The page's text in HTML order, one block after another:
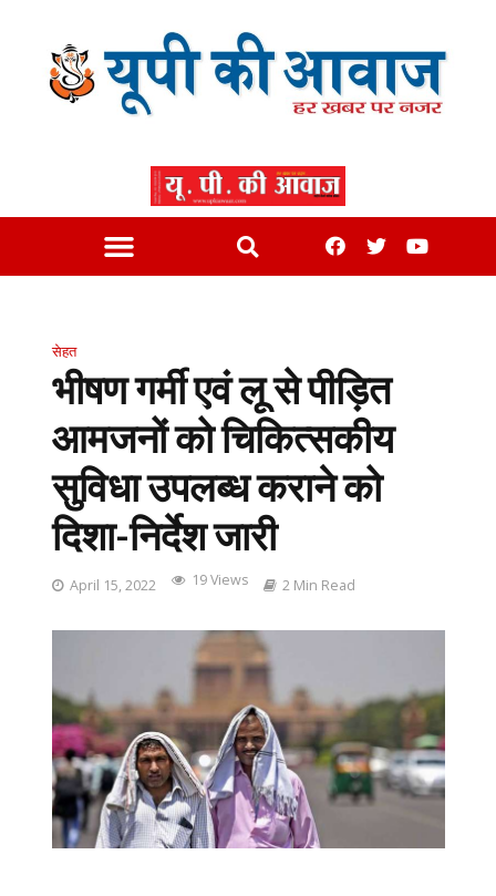
सेहत
भीषण गर्मी एवं लू से पीड़ित
आमजनों को चिकित्सकीय
सुविधा उपलब्ध कराने को
दिशा-निर्देश जारी
April 15, 2022 19 Views 2 Min Read